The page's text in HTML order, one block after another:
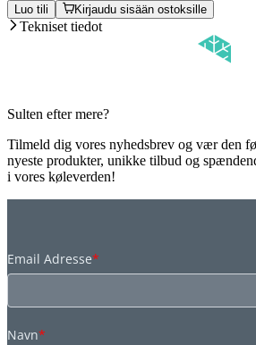
Luo tili Kirjaudu sisään ostoksille
Tekniset tiedot
Sulten efter mere?
Tilmeld dig vores nyhedsbrev og vær den
nyeste produkter, unikke tilbud og
i vores køleverden!
Email Adresse*
Navn*